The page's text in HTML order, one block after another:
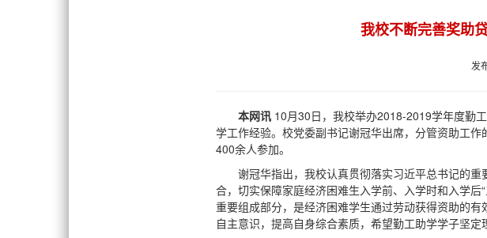
我校不断完善奖助
发
本网讯 10月30日，我校举办2018-2019学年度勤
学工作经验。校党委副书记谢冠华出席，分管资助工
400余人参加。
谢冠华指出，我校认真贯彻落实习近平总书记的
合，切实保障家庭经济困难生入学前、入学时和入学
重要组成部分，是经济困难学生通过劳动获得资助的
自主意识，提高自身综合素质，希望勤工助学学子坚